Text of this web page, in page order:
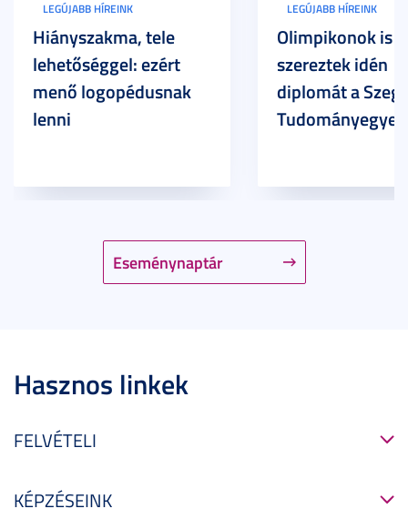
Eseménynaptár
LEGÚJABB HÍREINK
Hiányszakma, tele
lehetőséggel: ezért
menő logopédusnak
lenni
LEGÚJABB HÍREINK
Olimpikonok is
szereztek idén
diplomát a
Hasznos linkek
FELVÉTELI
KÉPZÉSEINK